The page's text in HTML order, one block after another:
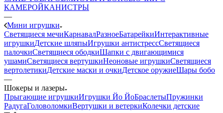
КАМЕРОЙКАНИСТРЫ
—
Мини игрушки
Светящиеся мечиКарнавалРазноеБатарейкиИнтерактивные
игрушкиДетские шляпыИгрушки антистрессСветящиеся
палочкиСветящиеся ободкиШапки с двигающимися
ушамиСветящиеся вертушкиНеоновые игрушкиСветящиеся
вертолетикиДетские маски и очкиДетское оружиеШары бобо
—
Шокеры и лазеры
Прыгающие игрушкиИгрушки Йо ЙоБраслетыПружинки
РадугаГоловоломкиВертушки и ветеркиКолечки детские